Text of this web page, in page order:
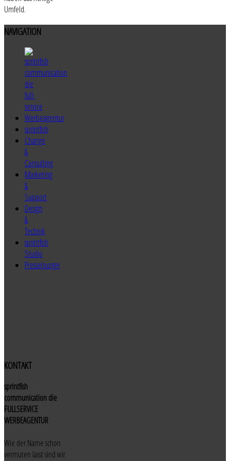
Umfeld.
NAVIGATION
sprintfish
Change
&
Consulting
Marketing
&
Support
Design
&
Technik
sprintfish
Studio
Presselounge
KONTAKT
sprintfish
communication die
FULLSERVICE
WERBEAGENTUR
Wie der Name schon
vermuten lässt sind wir